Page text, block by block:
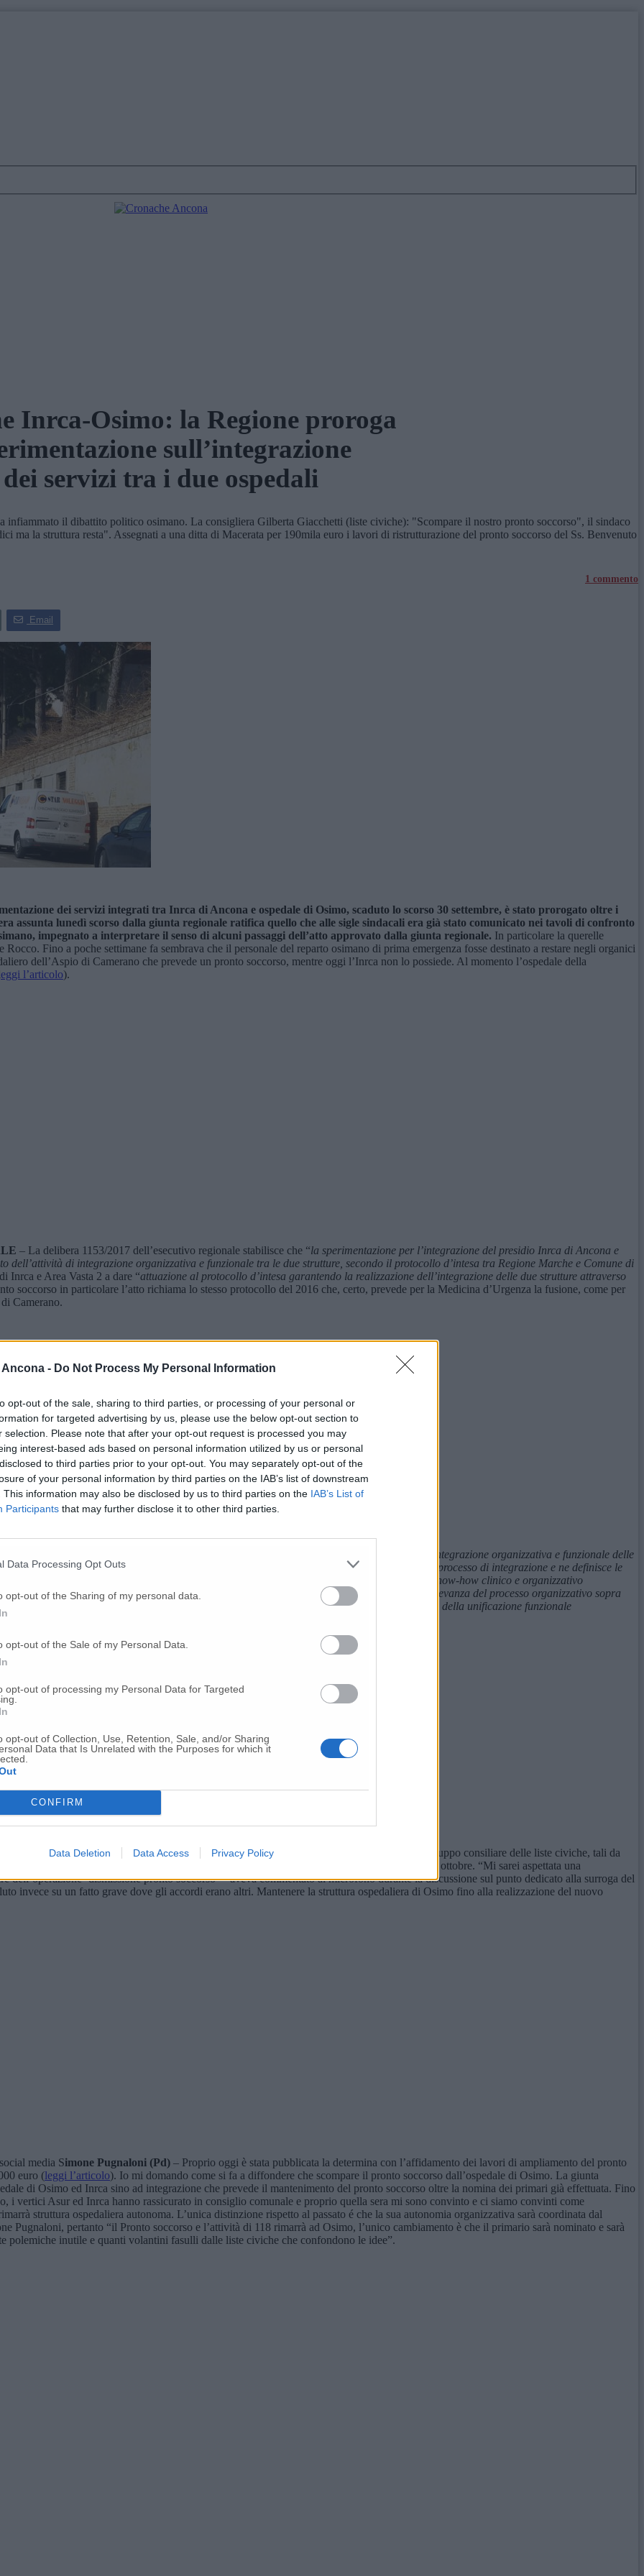
- Do Not Process My Personal Information
opt-out of the sale, sharing to third parties, or processing of your personal or
for targeted advertising by us, please use the below opt-out section to
selection. Please note that after your opt-out request is processed you may
interest-based ads based on personal information utilized by us or personal
to third parties prior to your opt-out. You may separately opt-out of the
of your personal information by third parties on the IAB’s list of downstream
This information may also be disclosed by us to third parties on the IAB’s List of
Participants that may further disclose it to other third parties.
Data Processing Opt Outs
opt-out of the Sharing of my personal data.
opt-out of the Sale of my Personal Data.
opt-out of processing my Personal Data for Targeted
opt-out of Collection, Use, Retention, Sale, and/or Sharing
Data that Is Unrelated with the Purposes for which it
CONFIRM
Data Deletion Data Access Privacy Policy
Inrca-Osimo: la Regione proroga
sull’integrazione
dei servizi tra i due ospedali
infiammato il dibattito politico osimano. La consigliera Gilberta Giacchetti (liste civiche): "Scompare il nostro pronto soccorso", il sindaco
ma la struttura resta". Assegnati a una ditta di Macerata per 190mila euro i lavori di ristrutturazione del pronto soccorso del Ss. Benvenuto
1 commento
Email
ntazione dei servizi integrati tra Inrca di Ancona e ospedale di Osimo, scaduto lo scorso 30 settembre, è stato prorogato oltre i
assunta lunedì scorso dalla giunta regionale ratifica quello che alle sigle sindacali era già stato comunicato nei tavoli di confronto
impegnato a interpretare il senso di alcuni passaggi dell’atto approvato dalla giunta regionale. In particolare la querelle
Fino a poche settimane fa sembrava che il personale del reparto osimano di prima emergenza fosse destinato a restare negli organici
dell’Aspio di Camerano che prevede un pronto soccorso, mentre oggi l’Inrca non lo possiede. Al momento l’ospedale della
eggi l’articolo).
– La delibera 1153/2017 dell’esecutivo regionale stabilisce che “la sperimentazione per l’integrazione del presidio Inrca di Ancona e
dell’attività di integrazione organizzativa e funzionale tra le due strutture, secondo il protocollo d’intesa tra Regione Marche e Comune di
Inrca e Area Vasta 2 a dare “attuazione al protocollo d’intesa garantendo la realizzazione dell’integrazione delle due strutture attraverso
soccorso in particolare l’atto richiama lo stesso protocollo del 2016 che, certo, prevede per la Medicina d’Urgenza la fusione, come per
Camerano.
prevede inoltre la riqualificazione del Pronto Soccorso e la graduale integrazione organizzativa e funzionale delle
agli enti interessati al servizio sanità il 3 ottobre 2017 e mostra lo stato di avanzamento del processo di integrazione e ne definisce le
del modello organizzativo e di integrazione, è avvenuto attraverso la condivisione di know-how clinico e organizzativo
mantenendo e ottimizzando servizi carenti, in sinergia con il territorio, pertanto per la rilevanza del processo organizzativo sopra
delibera della sperimentazione del percorso integrativo per il proseguimento e completamento della unificazione funzionale
DI OSIMO
– Parole che fanno temere stravolgimenti degli accordi originari al gruppo consiliare delle liste civiche, tali da
(liste civiche) nel corso del consiglio comunale dello scorso 9 ottobre. “Mi sarei aspettata una
dell’operazione ‘dismissione pronto soccorso’ – aveva commentato al microfono durante la discussione sul punto dedicato alla surroga del
invece su un fatto grave dove gli accordi erano altri. Mantenere la struttura ospedaliera di Osimo fino alla realizzazione del nuovo
media Simone Pugnaloni (Pd) – Proprio oggi è stata pubblicata la determina con l’affidamento dei lavori di ampliamento del pronto
euro (leggi l’articolo). Io mi domando come si fa a diffondere che scompare il pronto soccorso dall’ospedale di Osimo. La giunta
di Osimo ed Inrca sino ad integrazione che prevede il mantenimento del pronto soccorso oltre la nomina dei primari già effettuata. Fino
i vertici Asur ed Inrca hanno rassicurato in consiglio comunale e proprio quella sera mi sono convinto e ci siamo convinti come
struttura ospedaliera autonoma. L’unica distinzione rispetto al passato é che la sua autonomia organizzativa sarà coordinata dal
Pugnaloni, pertanto “il Pronto soccorso e l’attività di 118 rimarrà ad Osimo, l’unico cambiamento è che il primario sarà nominato e sarà
polemiche inutile e quanti volantini fasulli dalle liste civiche che confondono le idee”.